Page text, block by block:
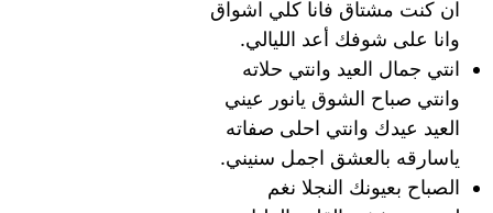
ان كنت مشتاق فانا كلي اشواق
وانا على شوفك أعد الليالي.
انتي جمال العيد وانتي حلاته
وانتي صباح الشوق يانور عيني
العيد عيدك وانتي احلى صفاته
ياسارقه بالعشق اجمل سنيني.
الصباح بعيونك النجلا نغم